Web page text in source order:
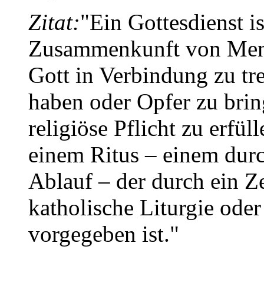
Zitat:"Ein Gottesdienst
Zusammenkunft von
Gott in Verbindung zu
haben oder Opfer zu
religiöse Pflicht zu
einem Ritus – einem
Ablauf – der durch ein
katholische Liturgie
vorgegeben ist."